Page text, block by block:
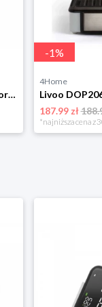
Clatronic VL 3601 wentylator stołowy 23 cm, biały
-1%
4Home
Livoo
187.99 zł
*najniższa cena z